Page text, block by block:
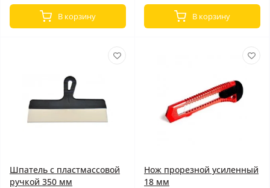
В корзину В корзину
Шпатель с пластмассовой
ручкой 350 мм
Нож прорезной усиленный
18 мм